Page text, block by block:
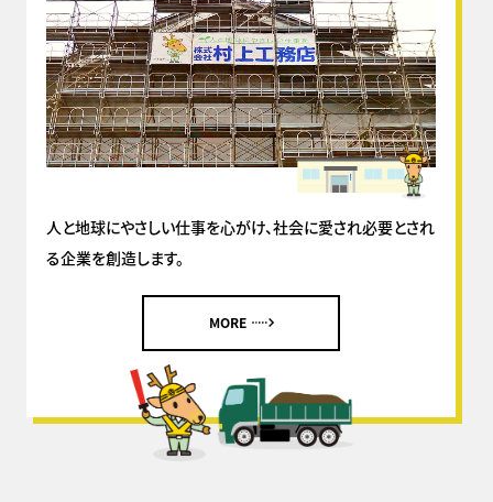
人と地球にやさしい仕事を心がけ、社会に愛され必要とされ
る企業を創造します。
MORE